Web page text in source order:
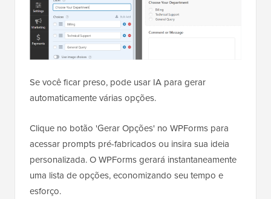
Se você ficar preso, pode usar IA para gerar
automaticamente várias opções.
Clique no botão 'Gerar Opções' no WPForms para
acessar prompts pré-fabricados ou insira sua ideia
personalizada. O WPForms gerará instantaneamente
uma lista de opções, economizando seu tempo e
esforço.